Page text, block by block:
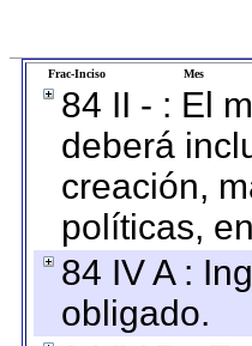
Frac-Inciso Mes
84 II - : El
deberá
creación,
políticas,
84 IV A :
obligado.